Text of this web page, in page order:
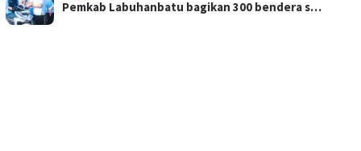
Pemkab Labuhanbatu bagikan 300 bendera s…